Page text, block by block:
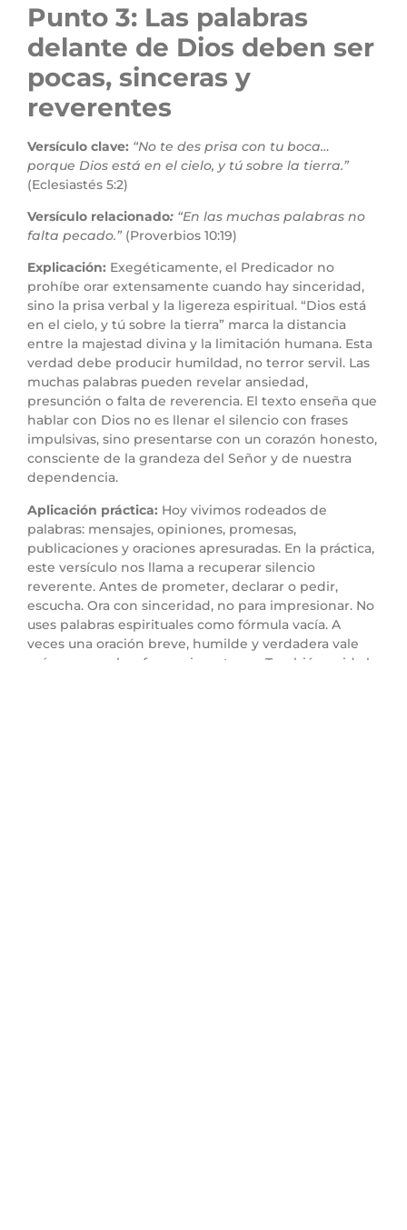
Punto 3: Las palabras
delante de Dios deben ser
pocas, sinceras y
reverentes
Versículo clave: “No te des prisa con tu boca…
porque Dios está en el cielo, y tú sobre la tierra.”
(Eclesiastés 5:2)
Versículo relacionado: “En las muchas palabras no
falta pecado.”(Proverbios 10:19)
Explicación: Exegéticamente, el Predicador no
prohíbe orar extensamente cuando hay sinceridad,
sino la prisa verbal y la ligereza espiritual. “Dios está
en el cielo, y tú sobre la tierra” marca la distancia
entre la majestad divina y la limitación humana. Esta
verdad debe producir humildad, no terror servil. Las
muchas palabras pueden revelar ansiedad,
presunción o falta de reverencia. El texto enseña que
hablar con Dios no es llenar el silencio con frases
impulsivas, sino presentarse con un corazón honesto,
consciente de la grandeza del Señor y de nuestra
dependencia.
Aplicación práctica: Hoy vivimos rodeados de
palabras: mensajes, opiniones, promesas,
publicaciones y oraciones apresuradas. En la práctica,
este versículo nos llama a recuperar silencio
reverente. Antes de prometer, declarar o pedir,
escucha. Ora con sinceridad, no para impresionar. No
uses palabras espirituales como fórmula vacía. A
veces una oración breve, humilde y verdadera vale
más que muchas frases sin entrega. También cuida lo